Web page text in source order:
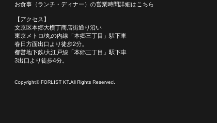
お食事（ランチ・ディナー）の営業時間詳細はこちら
【アクセス】
文京区本郷大横丁商店街通り沿い
東京メトロ/丸の内線「本郷三丁目」駅下車
春日方面出口より徒歩2分。
都営地下鉄/大江戸線「本郷三丁目」駅下車
3出口より徒歩4分。
Copyright© FORLIST KT.All Rights Reserved.